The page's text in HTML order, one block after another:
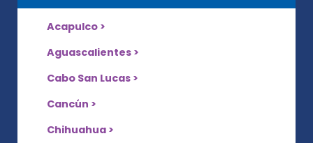
Acapulco >
Aguascalientes >
Cabo San Lucas >
Cancún >
Chihuahua >